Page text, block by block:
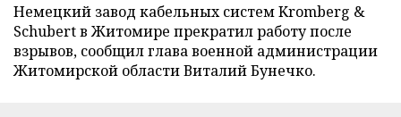
Немецкий завод кабельных систем Kromberg &
Schubert в Житомире прекратил работу после
взрывов, сообщил глава военной администрации
Житомирской области Виталий Бунечко.